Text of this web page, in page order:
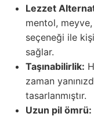
Lezzet
mentol,
seçeneği ile
sağlar.
Taşınabilirlik:
zaman
tasarlanmıştır.
Uzun pil ömrü: